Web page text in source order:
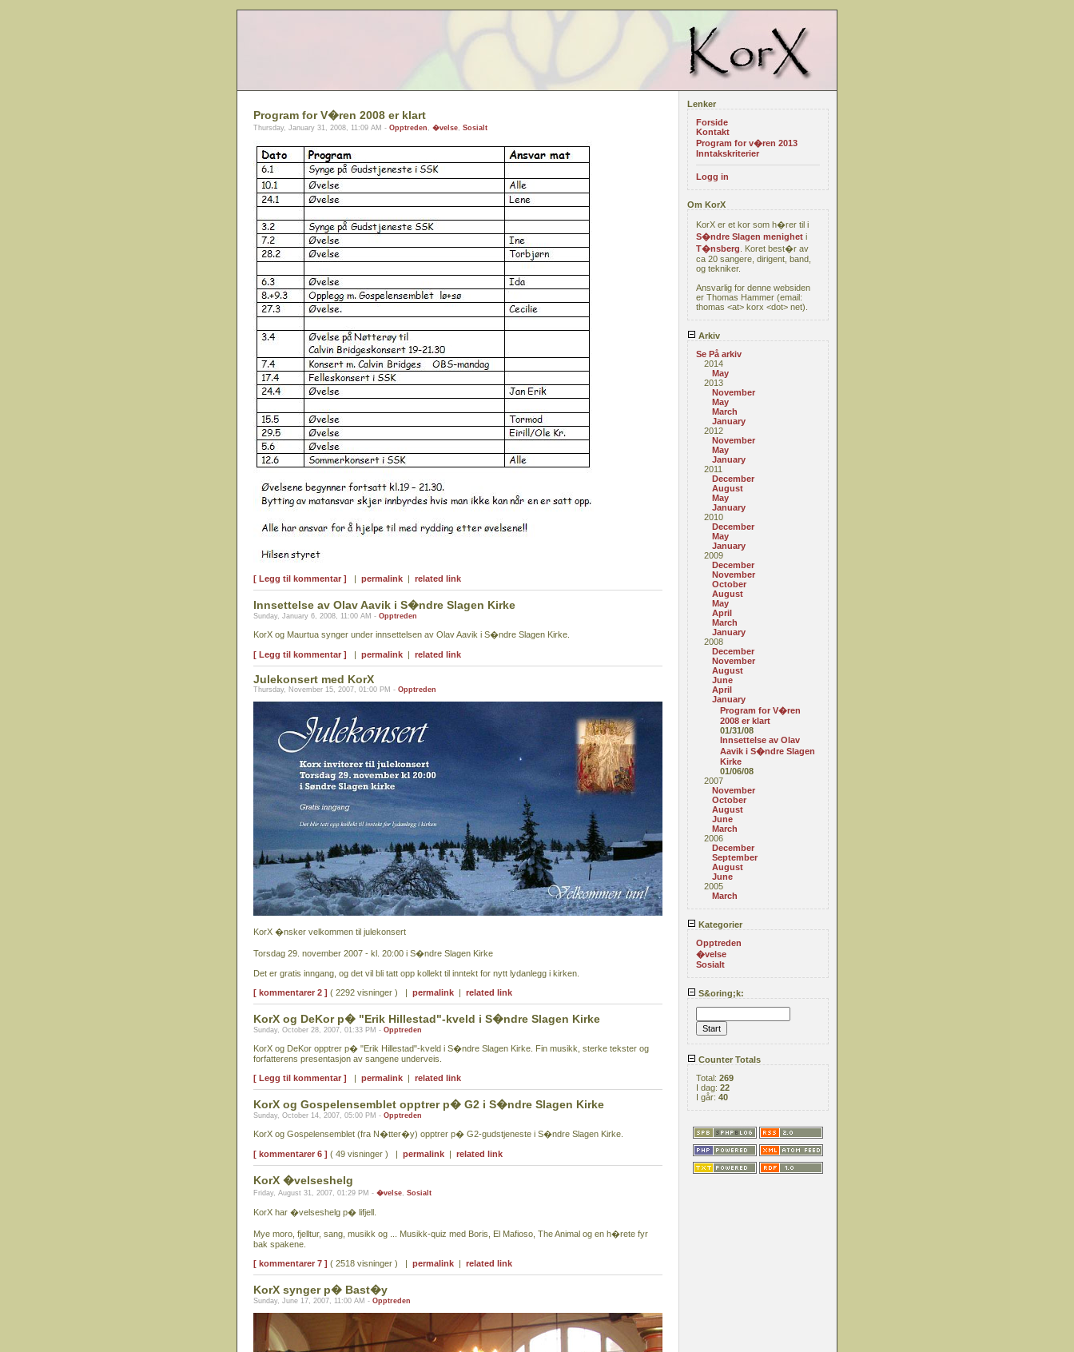
Program for V�ren 2008 er klart
Thursday, January 31, 2008, 11:09 AM - Opptreden , �velse, Sosialt
[ Legg til kommentar ] | permalink | related link
Innsettelse av Olav Aavik i S�ndre Slagen Kirke
Sunday, January 6, 2008, 11:00 AM - Opptreden
KorX og Maurtua synger under innsettelsen av Olav Aavik i S�ndre Slagen Kirke.
[ Legg til kommentar ] | permalink | related link
Julekonsert med KorX
Thursday, November 15, 2007, 01:00 PM - Opptreden
KorX �nsker velkommen til julekonsert
Torsdag 29. november 2007 - kl. 20:00 i S�ndre Slagen Kirke
Det er gratis inngang, og det vil bli tatt opp kollekt til inntekt for nytt lydanlegg i kirken.
[ kommentarer 2 ] ( 2292 visninger ) | permalink | related link
KorX og DeKor p� "Erik Hillestad"-kveld i S�ndre Slagen Kirke
Sunday, October 28, 2007, 01:33 PM - Opptreden
KorX og DeKor opptrer p� "Erik Hillestad"-kveld i S�ndre Slagen Kirke. Fin musikk, sterke tekster og
forfatterens presentasjon av sangene underveis.
[ Legg til kommentar ] | permalink | related link
KorX og Gospelensemblet opptrer p� G2 i S�ndre Slagen Kirke
Sunday, October 14, 2007, 05:00 PM - Opptreden
KorX og Gospelensemblet (fra N�tter�y) opptrer p� G2-gudstjeneste i S�ndre Slagen Kirke.
[ kommentarer 6 ] ( 49 visninger ) | permalink | related link
KorX �velseshelg
Friday, August 31, 2007, 01:29 PM - �velse, Sosialt
KorX har �velseshelg p� lifjell.
Mye moro, fjelltur, sang, musikk og ... Musikk-quiz med Boris, El Mafioso, The Animal og en h�rete fyr
bak spakene.
[ kommentarer 7 ] ( 2518 visninger ) | permalink | related link
KorX synger p� Bast�y
Sunday, June 17, 2007, 11:00 AM - Opptreden
Lenker
Forside
Kontakt
Program for v�ren 2013
Inntakskriterier
Logg in
Om KorX
KorX er et kor som h�rer til i
S�ndre Slagen menighet i
T�nsberg . Koret best�r av
ca 20 sangere, dirigent, band,
og tekniker.
Ansvarlig for denne websiden
er Thomas Hammer (email:
thomas <at> korx <dot> net).
Arkiv
Se På arkiv
2014
May
2013
November
May
March
January
2012
November
May
January
2011
December
August
May
January
2010
December
May
January
2009
December
November
October
August
May
April
March
January
2008
December
November
August
June
April
January
Program for V�ren
2008 er klart
01/31/08
Innsettelse av Olav
Aavik i S�ndre Slagen
Kirke
01/06/08
2007
November
October
August
June
March
2006
December
September
August
June
2005
March
Kategorier
Opptreden
�velse
Sosialt
S&oring;k:
Counter Totals
Total: 269
I dag: 22
I går: 40